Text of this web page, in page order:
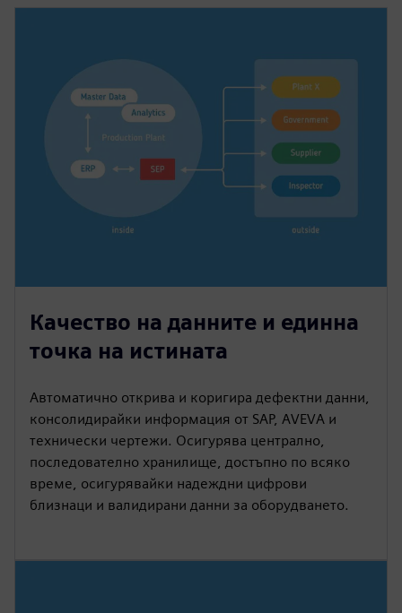
Качество на данните и единна
точка на истината
Автоматично открива и коригира дефектни данни,
консолидирайки информация от SAP, AVEVA и
технически чертежи. Осигурява централно,
последователно хранилище, достъпно по всяко
време, осигурявайки надеждни цифрови
близнаци и валидирани данни за оборудването.